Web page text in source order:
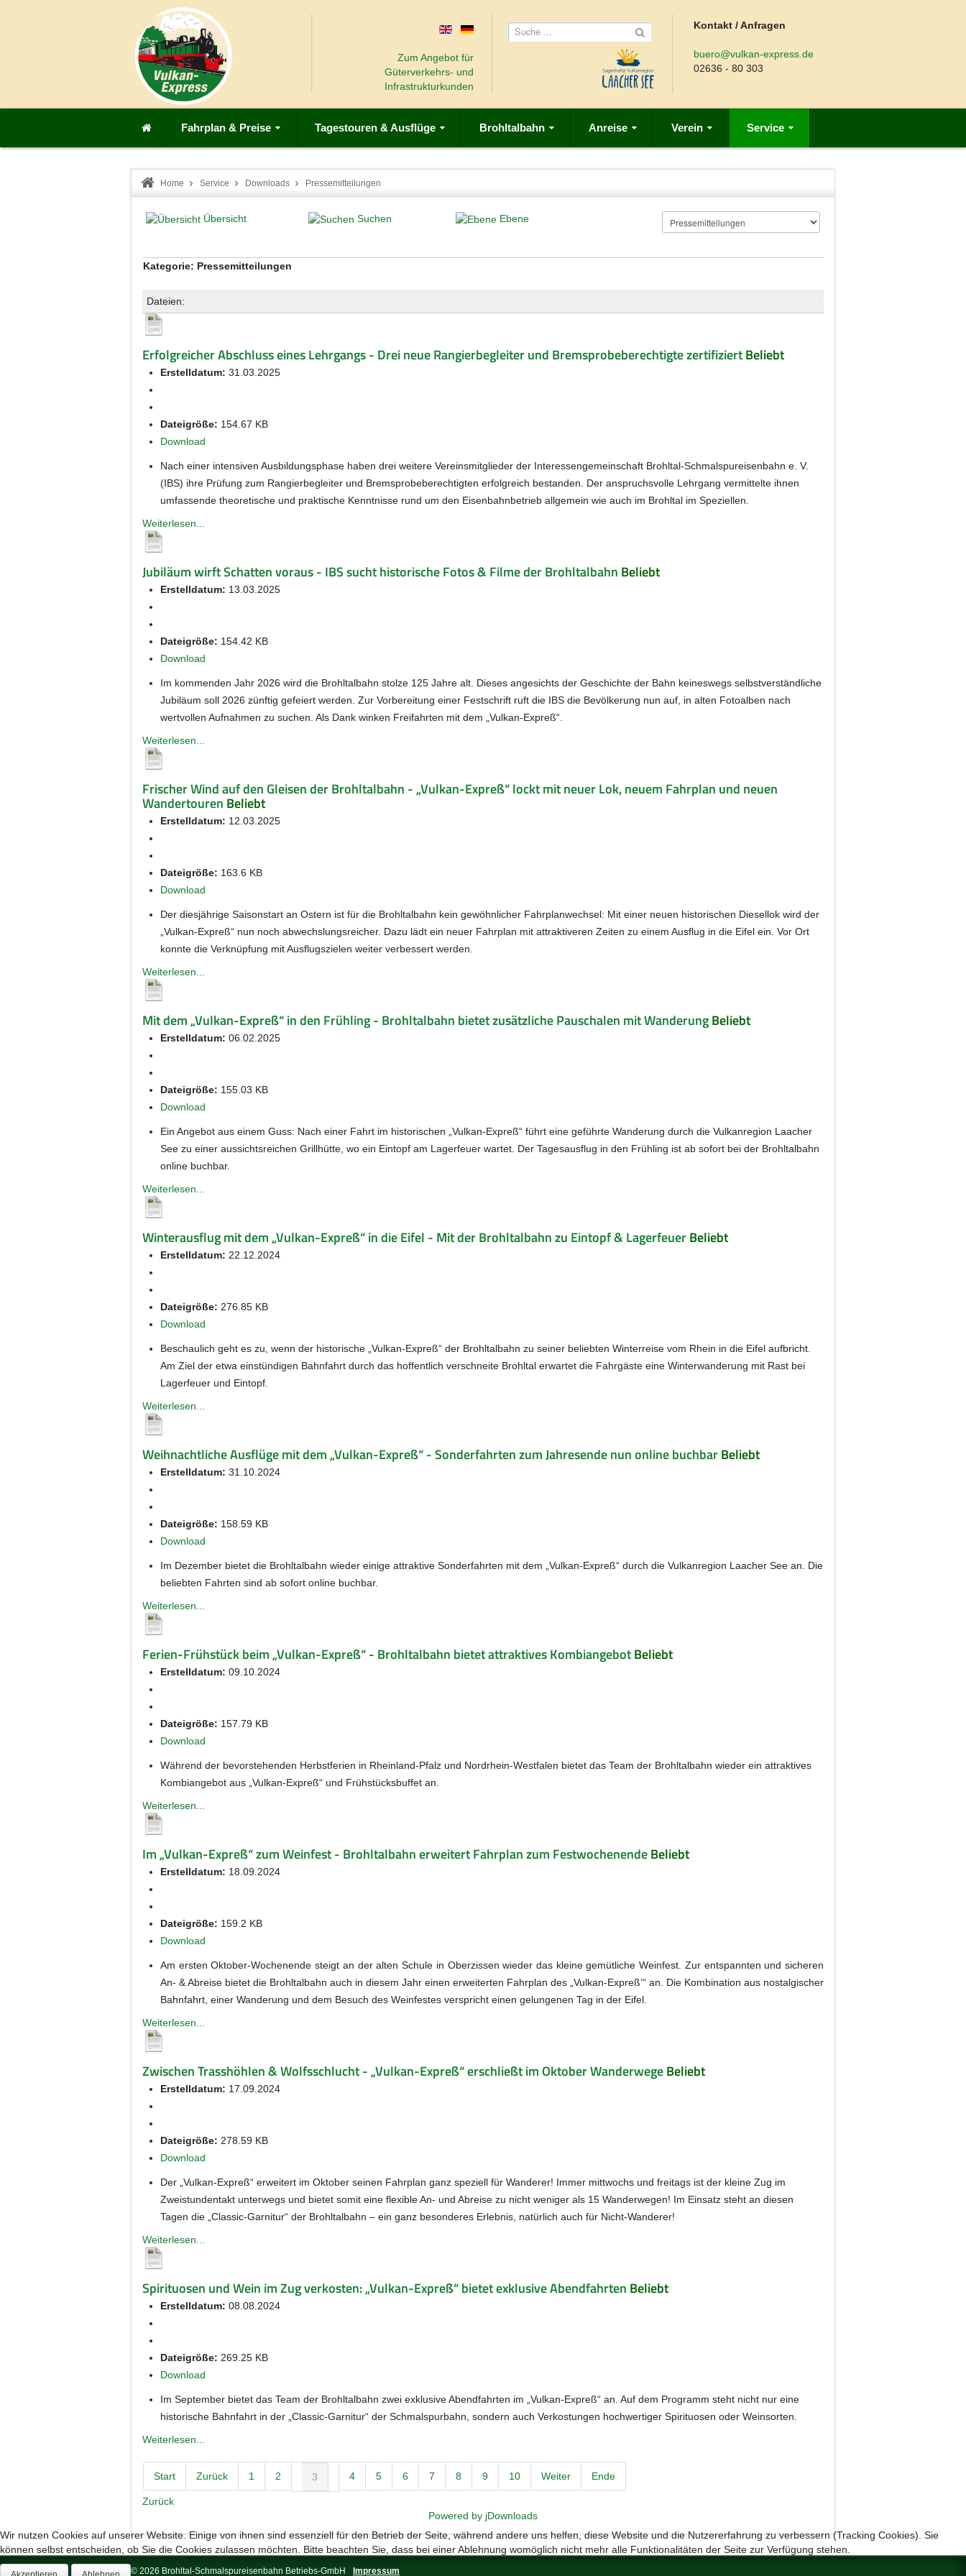
Zum Angebot für
Güterverkehrs- und
Infrastrukturkunden
Kontakt / Anfragen
buero@vulkan-express.de
02636 - 80 303
Fahrplan & Preise Tagestouren & Ausflüge Brohltalbahn Anreise Verein Service
Home Service Downloads Pressemitteilungen
Übersicht Suchen Ebene
Kategorie: Pressemitteilungen
Dateien:
Erfolgreicher Abschluss eines Lehrgangs - Drei neue Rangierbegleiter und Bremsprobeberechtigte zertifiziertBeliebt
Erstelldatum: 31.03.2025
Dateigröße: 154.67 KB
Download
Nach einer intensiven Ausbildungsphase haben drei weitere Vereinsmitglieder der Interessengemeinschaft Brohltal-Schmalspureisenbahn e. V.
(IBS) ihre Prüfung zum Rangierbegleiter und Bremsprobeberechtigten erfolgreich bestanden. Der anspruchsvolle Lehrgang vermittelte ihnen
umfassende theoretische und praktische Kenntnisse rund um den Eisenbahnbetrieb allgemein wie auch im Brohltal im Speziellen.
Weiterlesen...
Jubiläum wirft Schatten voraus - IBS sucht historische Fotos & Filme der Brohltalbahn Beliebt
Erstelldatum: 13.03.2025
Dateigröße: 154.42 KB
Download
Im kommenden Jahr 2026 wird die Brohltalbahn stolze 125 Jahre alt. Dieses angesichts der Geschichte der Bahn keineswegs selbstverständliche
Jubiläum soll 2026 zünftig gefeiert werden. Zur Vorbereitung einer Festschrift ruft die IBS die Bevölkerung nun auf, in alten Fotoalben nach
wertvollen Aufnahmen zu suchen. Als Dank winken Freifahrten mit dem „Vulkan-Expreß“.
Weiterlesen...
Frischer Wind auf den Gleisen der Brohltalbahn - „Vulkan-Expreß“ lockt mit neuer Lok, neuem Fahrplan und neuen
Wandertouren Beliebt
Erstelldatum: 12.03.2025
Dateigröße: 163.6 KB
Download
Der diesjährige Saisonstart an Ostern ist für die Brohltalbahn kein gewöhnlicher Fahrplanwechsel: Mit einer neuen historischen Diesellok wird der
„Vulkan-Expreß“ nun noch abwechslungsreicher. Dazu lädt ein neuer Fahrplan mit attraktiveren Zeiten zu einem Ausflug in die Eifel ein. Vor Ort
konnte die Verknüpfung mit Ausflugszielen weiter verbessert werden.
Weiterlesen...
Mit dem „Vulkan-Expreß“ in den Frühling - Brohltalbahn bietet zusätzliche Pauschalen mit WanderungBeliebt
Erstelldatum: 06.02.2025
Dateigröße: 155.03 KB
Download
Ein Angebot aus einem Guss: Nach einer Fahrt im historischen „Vulkan-Expreß“ führt eine geführte Wanderung durch die Vulkanregion Laacher
See zu einer aussichtsreichen Grillhütte, wo ein Eintopf am Lagerfeuer wartet. Der Tagesausflug in den Frühling ist ab sofort bei der Brohltalbahn
online buchbar.
Weiterlesen...
Winterausflug mit dem „Vulkan-Expreß“ in die Eifel - Mit der Brohltalbahn zu Eintopf & LagerfeuerBeliebt
Erstelldatum: 22.12.2024
Dateigröße: 276.85 KB
Download
Beschaulich geht es zu, wenn der historische „Vulkan-Expreß“ der Brohltalbahn zu seiner beliebten Winterreise vom Rhein in die Eifel aufbricht.
Am Ziel der etwa einstündigen Bahnfahrt durch das hoffentlich verschneite Brohltal erwartet die Fahrgäste eine Winterwanderung mit Rast bei
Lagerfeuer und Eintopf.
Weiterlesen...
Weihnachtliche Ausflüge mit dem „Vulkan-Expreß“ - Sonderfahrten zum Jahresende nun online buchbarBeliebt
Erstelldatum: 31.10.2024
Dateigröße: 158.59 KB
Download
Im Dezember bietet die Brohltalbahn wieder einige attraktive Sonderfahrten mit dem „Vulkan-Expreß“ durch die Vulkanregion Laacher See an. Die
beliebten Fahrten sind ab sofort online buchbar.
Weiterlesen...
Ferien-Frühstück beim „Vulkan-Expreß“ - Brohltalbahn bietet attraktives KombiangebotBeliebt
Erstelldatum: 09.10.2024
Dateigröße: 157.79 KB
Download
Während der bevorstehenden Herbstferien in Rheinland-Pfalz und Nordrhein-Westfalen bietet das Team der Brohltalbahn wieder ein attraktives
Kombiangebot aus „Vulkan-Expreß“ und Frühstücksbuffet an.
Weiterlesen...
Im „Vulkan-Expreß“ zum Weinfest - Brohltalbahn erweitert Fahrplan zum FestwochenendeBeliebt
Erstelldatum: 18.09.2024
Dateigröße: 159.2 KB
Download
Am ersten Oktober-Wochenende steigt an der alten Schule in Oberzissen wieder das kleine gemütliche Weinfest. Zur entspannten und sicheren
An- & Abreise bietet die Brohltalbahn auch in diesem Jahr einen erweiterten Fahrplan des „Vulkan-Expreß’“ an. Die Kombination aus nostalgischer
Bahnfahrt, einer Wanderung und dem Besuch des Weinfestes verspricht einen gelungenen Tag in der Eifel.
Weiterlesen...
Zwischen Trasshöhlen & Wolfsschlucht - „Vulkan-Expreß“ erschließt im Oktober WanderwegeBeliebt
Erstelldatum: 17.09.2024
Dateigröße: 278.59 KB
Download
Der „Vulkan-Expreß“ erweitert im Oktober seinen Fahrplan ganz speziell für Wanderer! Immer mittwochs und freitags ist der kleine Zug im
Zweistundentakt unterwegs und bietet somit eine flexible An- und Abreise zu nicht weniger als 15 Wanderwegen! Im Einsatz steht an diesen
Tagen die „Classic-Garnitur“ der Brohltalbahn – ein ganz besonderes Erlebnis, natürlich auch für Nicht-Wanderer!
Weiterlesen...
Spirituosen und Wein im Zug verkosten: „Vulkan-Expreß“ bietet exklusive Abendfahrten Beliebt
Erstelldatum: 08.08.2024
Dateigröße: 269.25 KB
Download
Im September bietet das Team der Brohltalbahn zwei exklusive Abendfahrten im „Vulkan-Expreß“ an. Auf dem Programm steht nicht nur eine
historische Bahnfahrt in der „Classic-Garnitur“ der Schmalspurbahn, sondern auch Verkostungen hochwertiger Spirituosen oder Weinsorten.
Weiterlesen...
Start Zurück 1 2 3 4 5 6 7 8 9 10 Weiter Ende
Zurück
Powered by jDownloads
© 2026 Brohltal-Schmalspureisenbahn Betriebs-GmbH Impressum
Wir nutzen Cookies auf unserer Website. Einige von ihnen sind essenziell für den Betrieb der Seite, während andere uns helfen, diese Website und die Nutzererfahrung zu verbessern (Tracking Cookies). Sie
können selbst entscheiden, ob Sie die Cookies zulassen möchten. Bitte beachten Sie, dass bei einer Ablehnung womöglich nicht mehr alle Funktionalitäten der Seite zur Verfügung stehen.